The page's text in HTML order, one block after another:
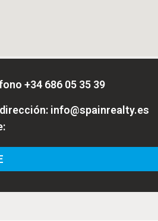
+34 686 05 35 39
info@spainrealty.es